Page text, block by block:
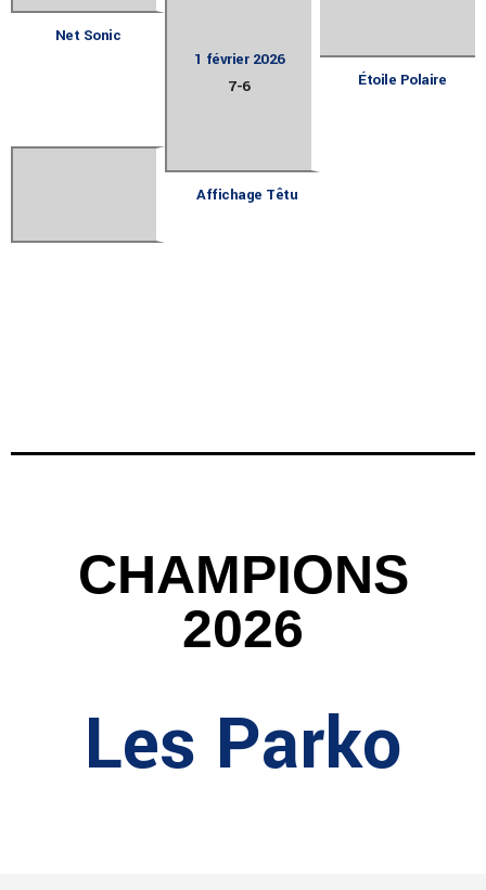
1 février 2026
7-6
Net Sonic
Étoile Polaire
Affichage Têtu
CHAMPIONS
2026
Les Parko